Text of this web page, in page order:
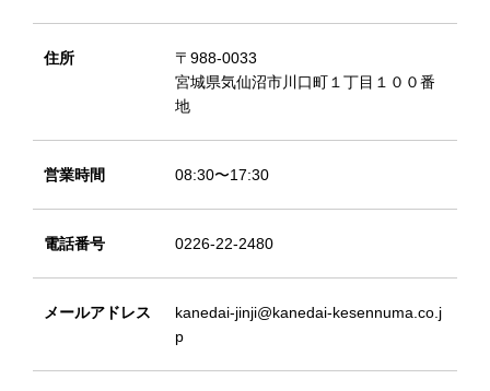
住所
〒988-0033
宮城県気仙沼市川口町１丁目１００番
地
営業時間 08:30〜17:30
電話番号 0226-22-2480
メールアドレス
kanedai-jinji@kanedai-kesennuma.co.j
p